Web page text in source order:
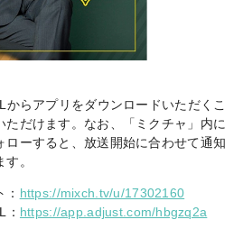
からアプリをダウンロードいただくこ
ただけます。なお、「ミクチャ」内に
ローすると、放送開始に合わせて通知
。
https://mixch.tv/u/17302160
https://app.adjust.com/hbgzq2a